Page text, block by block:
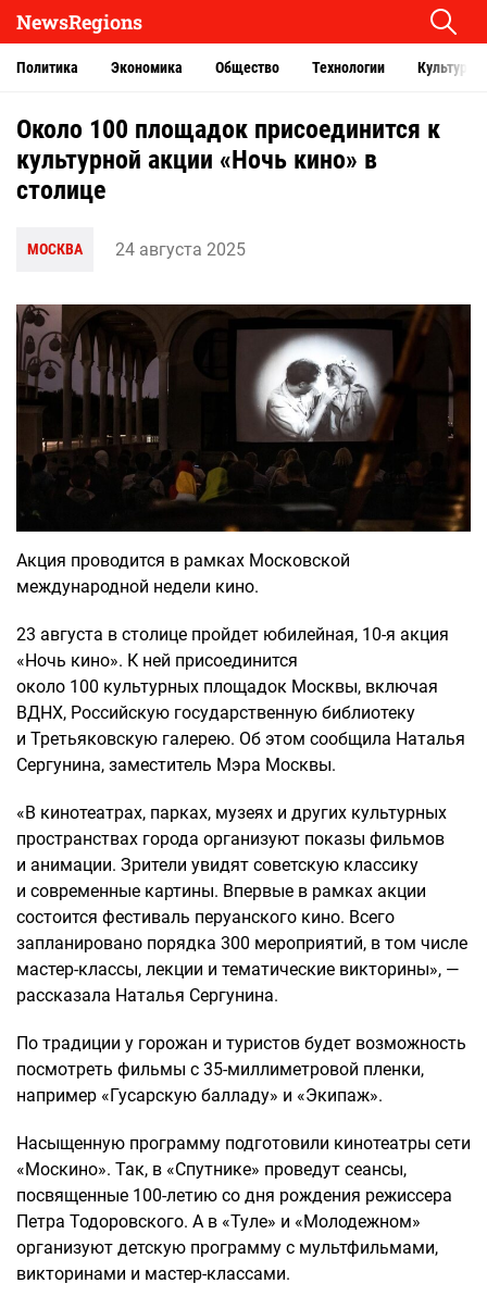
NewsRegions
Политика Экономика Общество Технологии Культура
Около 100 площадок присоединится к
культурной акции «Ночь кино» в
столице
МОСКВА 24 августа 2025
Акция проводится в рамках Московской
международной недели кино.
23 августа в столице пройдет юбилейная, 10-я акция
«Ночь кино». К ней присоединится
около 100 культурных площадок Москвы, включая
ВДНХ, Российскую государственную библиотеку
и Третьяковскую галерею. Об этом сообщила Наталья
Сергунина, заместитель Мэра Москвы.
«В кинотеатрах, парках, музеях и других культурных
пространствах города организуют показы фильмов
и анимации. Зрители увидят советскую классику
и современные картины. Впервые в рамках акции
состоится фестиваль перуанского кино. Всего
запланировано порядка 300 мероприятий, в том числе
мастер-классы, лекции и тематические викторины», —
рассказала Наталья Сергунина.
По традиции у горожан и туристов будет возможность
посмотреть фильмы с 35-миллиметровой пленки,
например «Гусарскую балладу» и «Экипаж».
Насыщенную программу подготовили кинотеатры сети
«Москино». Так, в «Спутнике» проведут сеансы,
посвященные 100-летию со дня рождения режиссера
Петра Тодоровского. А в «Туле» и «Молодежном»
организуют детскую программу с мультфильмами,
викторинами и мастер-классами.